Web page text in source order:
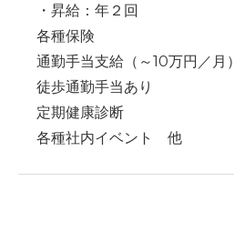
・昇給：年２回
各種保険
通勤手当支給（～10万円／月）
徒歩通勤手当あり
定期健康診断
各種社内イベント 他